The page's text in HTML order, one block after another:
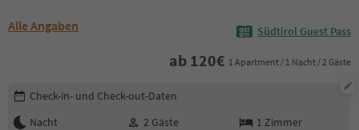
Alle Angaben Südtirol Guest Pass
ab 120€ 1 Apartment / 1 Nacht / 2 Gäste
Buchungsdetails bearbeiten
Check-in- und Check-out-Daten
Nacht
2 Gäste 1 Zimmer